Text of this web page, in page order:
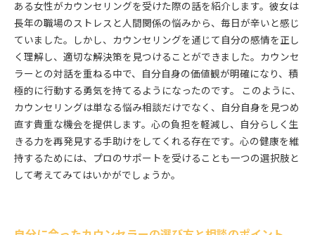
ある女性がカウンセリングを受けた際の話を紹介します。彼女は
長年の職場のストレスと人間関係の悩みから、毎日が辛いと感じ
ていました。しかし、カウンセリングを通じて自分の感情を正し
く理解し、適切な解決策を見つけることができました。カウンセ
ラーとの対話を重ねる中で、自分自身の価値観が明確になり、積
極的に行動する勇気を持てるようになったのです。 このように、
カウンセリングは単なる悩み相談だけでなく、自分自身を見つめ
直す貴重な機会を提供します。心の負担を軽減し、自分らしく生
きる力を再発見する手助けをしてくれる存在です。心の健康を維
持するためには、プロのサポートを受けることも一つの選択肢と
して考えてみてはいかがでしょうか。